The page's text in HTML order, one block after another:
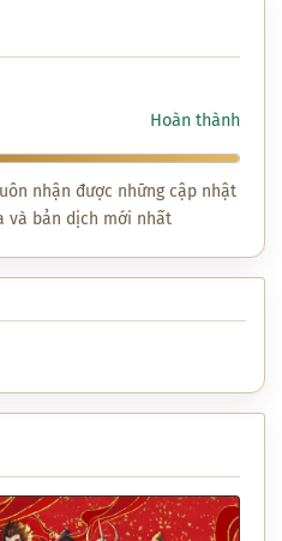
Hoàn thành
nhận được những cập nhật
và bản dịch mới nhất